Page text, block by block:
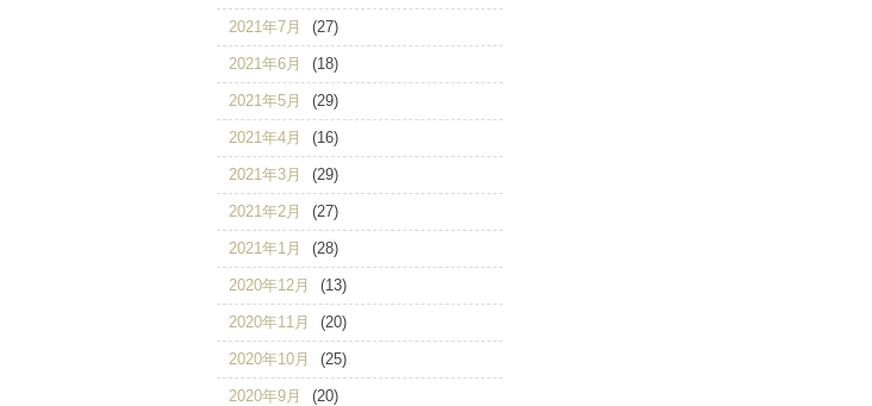
2021年7月 (27)
2021年6月 (18)
2021年5月 (29)
2021年4月 (16)
2021年3月 (29)
2021年2月 (27)
2021年1月 (28)
2020年12月 (13)
2020年11月 (20)
2020年10月 (25)
2020年9月 (20)